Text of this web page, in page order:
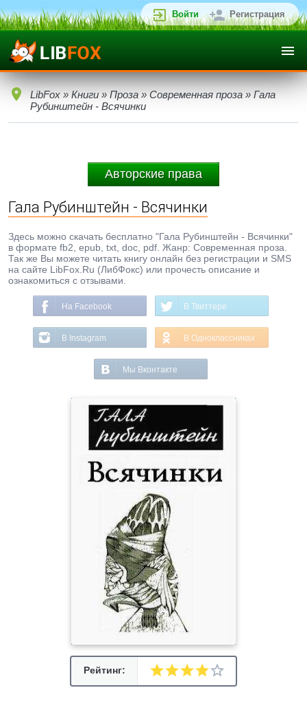
Войти Регистрация
LibFox » Книги » Проза » Современная проза » Гала
Рубинштейн - Всячинки
Авторские права
Гала Рубинштейн - Всячинки
Здесь можно скачать бесплатно "Гала Рубинштейн - Всячинки"
в формате fb2, epub, txt, doc, pdf. Жанр: Современная проза.
Так же Вы можете читать книгу онлайн без регистрации и SMS
на сайте LibFox.Ru (ЛибФокс) или прочесть описание и
ознакомиться с отзывами.
На Facebook В Твиттере
В Instagram В Одноклассниках
Мы Вконтакте
Рейтинг: